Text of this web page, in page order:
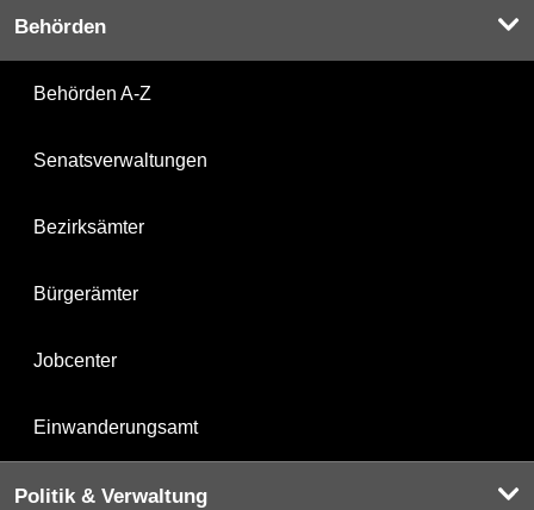
Behörden
Behörden A-Z
Senatsverwaltungen
Bezirksämter
Bürgerämter
Jobcenter
Einwanderungsamt
Politik & Verwaltung